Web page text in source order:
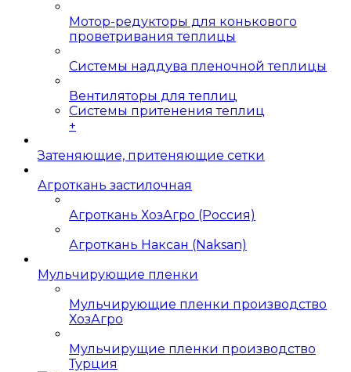
Мотор-редукторы для конькового
проветривания теплицы
Системы наддува пленочной теплицы
Вентиляторы для теплиц
Системы притенения теплиц
+
Затеняющие, притеняющие сетки
Агроткань застилочная
Агроткань ХозАгро (Россия)
Агроткань Наксан (Naksan)
Мульчирующие пленки
Мульчирующие пленки производство
ХозАгро
Мульчирущие пленки производство
Турция